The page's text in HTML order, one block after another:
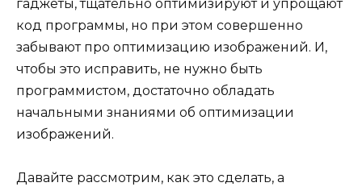
гаджеты, тщательно оптимизируют и упрощают
код программы, но при этом совершенно
забывают про оптимизацию изображений. И,
чтобы это исправить, не нужно быть
программистом, достаточно обладать
начальными знаниями об оптимизации
изображений.
Давайте рассмотрим, как это сделать, а